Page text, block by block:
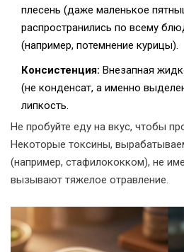
плесень (даже маленькое
распространились по всему
(например, потемнение курицы).
Консистенция: Внезапная
(не конденсат, а именно
липкость.
Не пробуйте еду на вкус, чтобы
Некоторые токсины,
(например, стафилококком), не
вызывают тяжелое отравление.